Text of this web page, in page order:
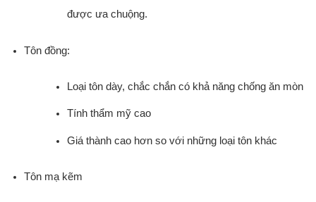
được ưa chuộng.
Tôn đồng:
Loại tôn dày, chắc chắn có khả năng chống ăn mòn
Tính thẩm mỹ cao
Giá thành cao hơn so với những loại tôn khác
Tôn mạ kẽm